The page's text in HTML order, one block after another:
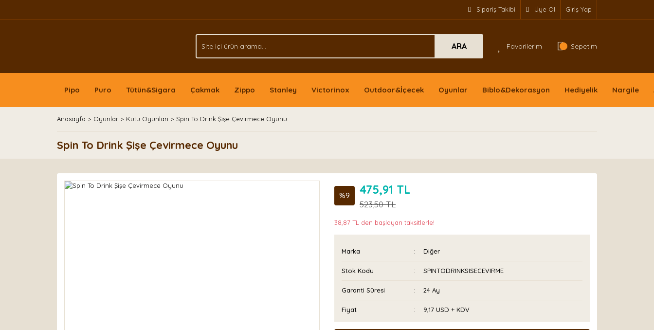
Sipariş Takibi Üye Ol Giriş Yap
ARA Favorilerim Sepetim
Pipo Puro Tütün&Sigara Çakmak Zippo Stanley Victorinox Outdoor&İçecek Oyunlar Biblo&Dekorasyon Hediyelik Nargile
Anasayfa Oyunlar Kutu Oyunları Spin To Drink Şişe Çevirmece Oyunu
Spin To Drink Şişe Çevirmece Oyunu
%9 475,91 TL
523,50 TL
38,87 TL den başlayan taksitlerle!
Marka Diğer
Stok Kodu SPINTODRINKSISECEVIRME
Garanti Süresi 24 Ay
Fiyat 9,17 USD + KDV